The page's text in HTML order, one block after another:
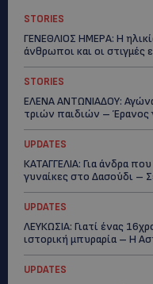
STORIES
ΓΕΝΕΘΛΙΟΣ ΗΜΕΡΑ: Η
άνθρωποι και οι στιγμές
STORIES
ΕΛΕΝΑ ΑΝΤΩΝΙΑΔΟΥ:
τριών παιδιών – Έρανος
UPDATES
ΚΑΤΑΓΓΕΛΙΑ: Για άνδρα
γυναίκες στο Δασούδι –
UPDATES
ΛΕΥΚΩΣΙΑ: Γιατί ένας
ιστορική μπυραρία – Η
UPDATES